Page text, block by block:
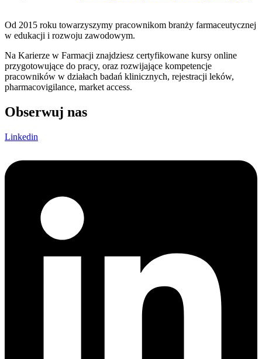
Od 2015 roku towarzyszymy pracownikom branży farmaceutycznej
w edukacji i rozwoju zawodowym.
Na Karierze w Farmacji znajdziesz certyfikowane kursy online
przygotowujące do pracy, oraz rozwijające kompetencje
pracowników w działach badań klinicznych, rejestracji leków,
pharmacovigilance, market access.
Obserwuj nas
Linkedin